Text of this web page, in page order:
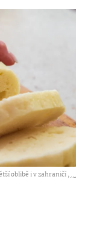
oblibě i v zahraničí ,...